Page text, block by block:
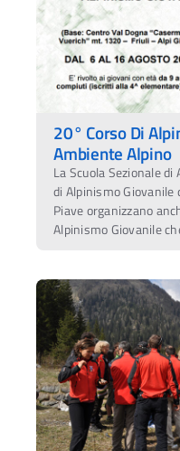
20° Corso Di
Ambiente Alpino
La Scuola Sezionale
di Alpinismo Giovanile
Piave organizzano
Alpinismo Giovanile